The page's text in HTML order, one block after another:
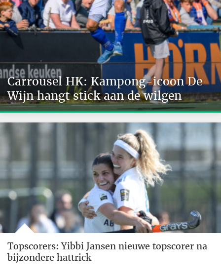
Carrousel HK: Kampong-icoon De
Wijn hangt stick aan de wilgen
Topscorers: Yibbi Jansen nieuwe topscorer na
bijzondere hattrick